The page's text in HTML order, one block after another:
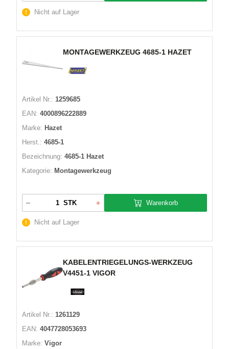
Nicht auf Lager
MONTAGEWERKZEUG 4685-1 HAZET
Artikel Nr.: 1259685
EAN: 4000896222889
Marke: Hazet
Herst.: 4685-1
Bezeichnung: 4685-1 Hazet
Kategorie: Montagewerkzeug
STK Warenkorb
Nicht auf Lager
KABELENTRIEGELUNGS-WERKZEUG
V4451-1 VIGOR
Artikel Nr.: 1261129
EAN: 4047728053693
Marke: Vigor